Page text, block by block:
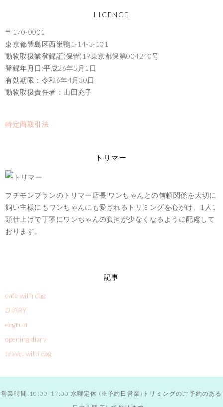
LICENCE
〒170-0001
東京都豊島区西巣鴨1-14-3-101
動物取扱業登録証(保管)19東京都保第004240号
登録年月日:平成26年5月1日
有効期限：令和6年4月30日
動物取扱責任者：山田充子
特定商取引法
トリマー
プチモンブランのトリマー店長 ワンちゃんとの信頼関係を大切に
飼い主様にもワンちゃんにも愛されるトリミングを心がけ、1人1
頭仕上げで丁寧にワンちゃんの負担が少なくなるように配慮して
おります。
記事
cafe with dog
DIARY
dogrun
opening diary
travel with dog
営業時間:10:00-17:00 水曜定休 (※予約日営業)トリミングのご予約のある